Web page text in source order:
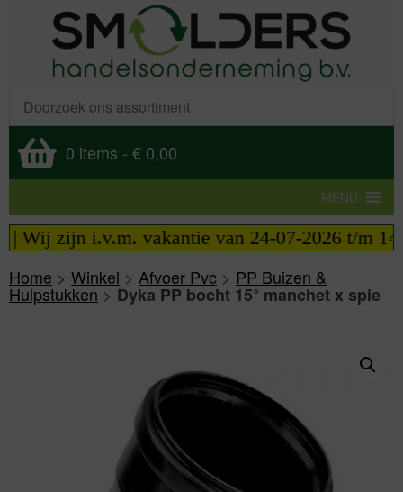
0 items - € 0,00
MENU
zijn i.v.m. vakantie van 24-07-2026 t/m 14-
Home > Winkel > Afvoer Pvc > PP Buizen &
Hulpstukken>Dyka PP bocht 15° manchet x spie